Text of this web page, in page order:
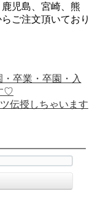
児島、宮崎、熊
ご注文頂いており
卒業・卒園・入
♡
伝授しちゃいます